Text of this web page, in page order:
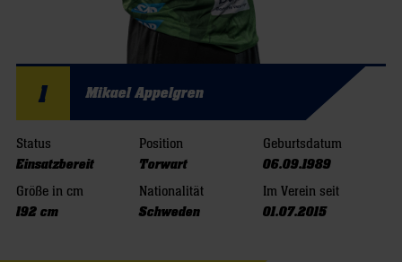
1 Mikael Appelgren
Status
Einsatzbereit
Position
Torwart
Geburtsdatum
06.09.1989
Größe in cm
192 cm
Nationalität
Schweden
Im Verein seit
01.07.2015